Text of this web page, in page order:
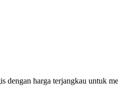
dengan harga terjangkau untuk